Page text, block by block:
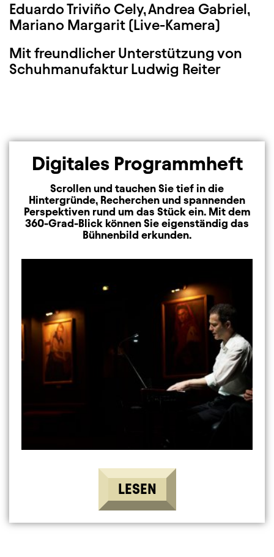
Eduardo Triviño Cely, Andrea Gabriel,
Mariano Margarit (Live-Kamera)
Mit freundlicher Unterstützung von
Schuhmanufaktur Ludwig Reiter
Digitales Programmheft
Scrollen und tauchen Sie tief in die
Hintergründe, Recherchen und spannenden
Perspektiven rund um das Stück ein. Mit dem
360-Grad-Blick können Sie eigenständig das
Bühnenbild erkunden.
LESEN